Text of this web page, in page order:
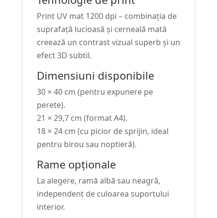
Print UV mat 1200 dpi – combinația de
suprafață lucioasă și cerneală mată
creează un contrast vizual superb și un
efect 3D subtil.
Dimensiuni disponibile
30 × 40 cm (pentru expunere pe
perete).
21 × 29,7 cm (format A4).
18 × 24 cm (cu picior de sprijin, ideal
pentru birou sau noptieră).
Rame opționale
La alegere, ramă albă sau neagră,
independent de culoarea suportului
interior.